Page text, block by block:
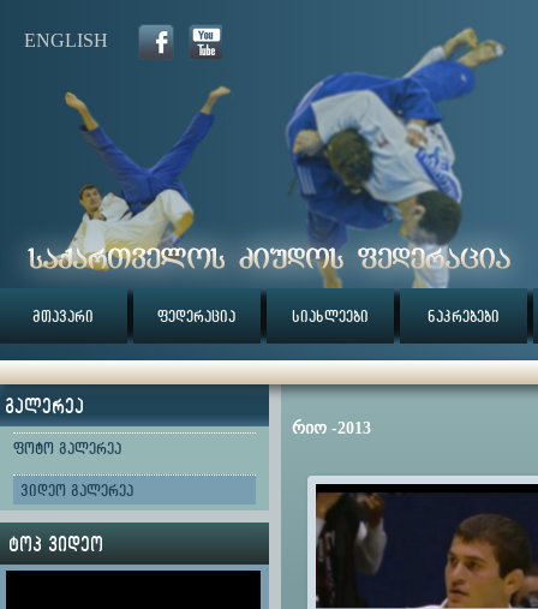
ENGLISH
მთავარი ფედერაცია სიახლეები ნაკრებები
გალერეა
ფოტო გალერეა
ვიდეო გალერეა
ტოპ ვიდეო
რიო -2013